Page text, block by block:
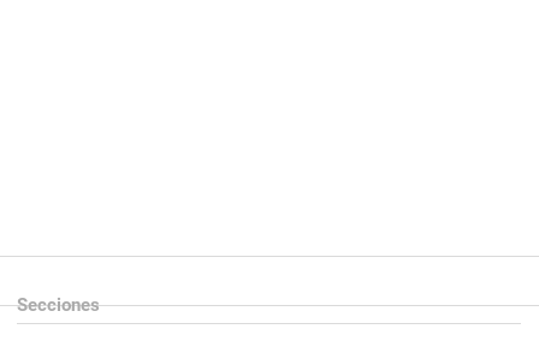
Secciones